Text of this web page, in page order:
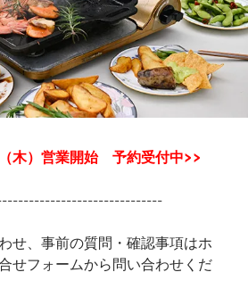
木）営業開始 予約受付中>>
せ、事前の質問・確認事項はホ
せフォームから問い合わせくだ